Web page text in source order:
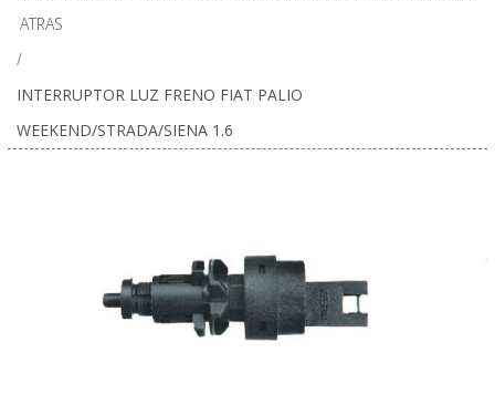
ATRAS
/
INTERRUPTOR LUZ FRENO FIAT PALIO
WEEKEND/STRADA/SIENA 1.6